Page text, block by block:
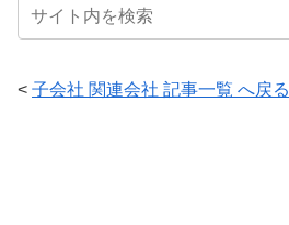
< 子会社 関連会社 記事一覧 へ戻る